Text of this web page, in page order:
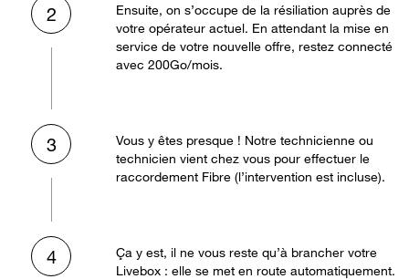
2
Ensuite, on s’occupe de la résiliation auprès de
votre opérateur actuel. En attendant la mise en
service de votre nouvelle offre, restez connecté
avec 200Go/mois.
3
Vous y êtes presque ! Notre technicienne ou
technicien vient chez vous pour effectuer le
raccordement Fibre (l’intervention est incluse).
4
Ça y est, il ne vous reste qu’à brancher votre
Livebox : elle se met en route automatiquement.